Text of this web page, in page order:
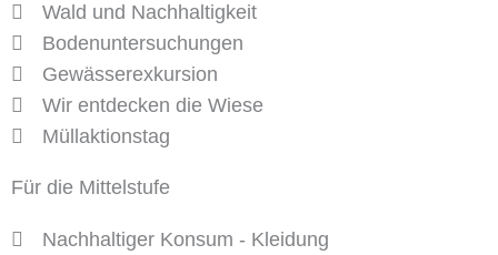
Wald und Nachhaltigkeit
Bodenuntersuchungen
Gewässerexkursion
Wir entdecken die Wiese
Müllaktionstag
Für die Mittelstufe
Nachhaltiger Konsum - Kleidung